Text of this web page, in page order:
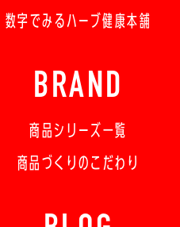
数字でみるハーブ健康本舗
BRAND
商品シリーズ一覧
商品づくりのこだわり